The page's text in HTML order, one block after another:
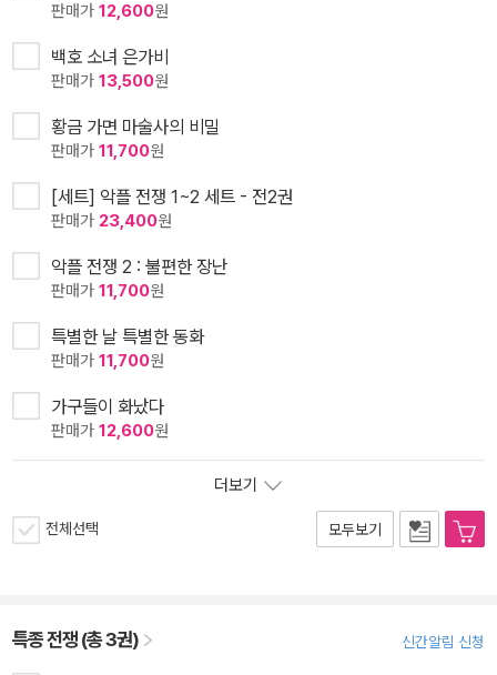
판매가 12,600원
백호 소녀 은가비
판매가 13,500원
황금 가면 마술사의 비밀
판매가 11,700원
[세트] 악플 전쟁 1~2 세트 - 전2권
판매가 23,400원
악플 전쟁 2 : 불편한 장난
판매가 11,700원
특별한 날 특별한 동화
판매가 11,700원
가구들이 화났다
판매가 12,600원
더보기
전체선택 모두보기
특종 전쟁 (총 3권) 신간알림 신청